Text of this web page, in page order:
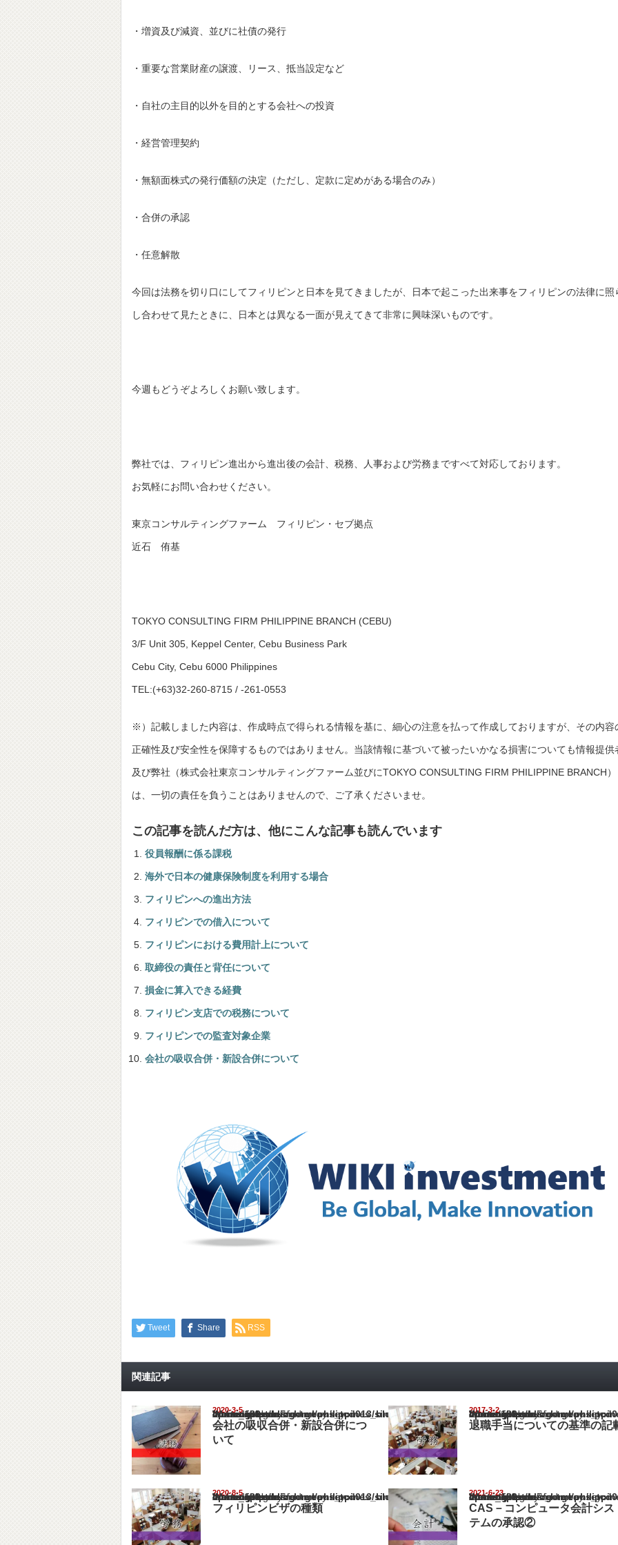
・増資及び減資、並びに社債の発行
・重要な営業財産の譲渡、リース、抵当設定など
・自社の主目的以外を目的とする会社への投資
・経営管理契約
・無額面株式の発行価額の決定（ただし、定款に定めがある場合のみ）
・合併の承認
・任意解散
今回は法務を切り口にしてフィリピンと日本を見てきましたが、日本で起こった出来事をフィリピンの法律に照
し合わせて見たときに、日本とは異なる一面が見えてきて非常に興味深いものです。
今週もどうぞよろしくお願い致します。
弊社では、フィリピン進出から進出後の会計、税務、人事および労務まですべて対応しております。
お気軽にお問い合わせください。
東京コンサルティングファーム フィリピン・セブ拠点
近石 侑基
TOKYO CONSULTING FIRM PHILIPPINE BRANCH (CEBU)
3/F Unit 305, Keppel Center, Cebu Business Park
Cebu City, Cebu 6000 Philippines
TEL:(+63)32-260-8715 / -261-0553
※）記載しました内容は、作成時点で得られる情報を基に、細心の注意を払って作成しておりますが、その内容
正確性及び安全性を保障するものではありません。当該情報に基づいて被ったいかなる損害についても情報提供
及び弊社（株式会社東京コンサルティングファーム並びにTOKYO CONSULTING FIRM PHILIPPINE BRANCH）
は、一切の責任を負うことはありませんので、ご了承くださいませ。
この記事を読んだ方は、他にこんな記事も読んでいます
役員報酬に係る課税
海外で日本の健康保険制度を利用する場合
フィリピンへの進出方法
フィリピンでの借入について
フィリピンにおける費用計上について
取締役の責任と背任について
損金に算入できる経費
フィリピン支店での税務について
フィリピンでの監査対象企業
会社の吸収合併・新設合併について
Tweet Share RSS
関連記事
2020-3-5
Warning
: Undefined array key "show_category" in
/home/netst/kuno-cpa.co.jp/public_html/philippines_blog/wp-content/themes/gorgeous_tcd013/single.php
on line183
会社の吸収合併・新設合併につ
いて
2017-3-2
Warning
: Undefined array key "show_category" in
/home/netst/kuno-cpa.co.jp/public_html/philippines_blog/wp-content/
on line183
退職手当についての基準の記
2020-8-5
Warning
: Undefined array key "show_category" in
/home/netst/kuno-cpa.co.jp/public_html/philippines_blog/wp-content/themes/gorgeous_tcd013/single.php
on line183
フィリピンビザの種類
2021-6-23
Warning
: Undefined array key "show_category" in
/home/netst/kuno-cpa.co.jp/public_html/philippines_blog/wp-content/
on line183
CAS－コンピュータ会計シス
テムの承認②